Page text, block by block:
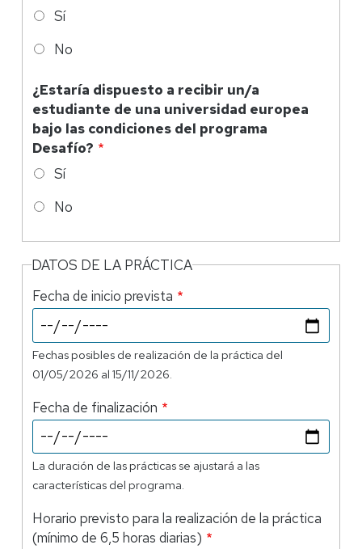
Sí
No
¿Estaría dispuesto a recibir un/a
estudiante de una universidad europea
bajo las condiciones del programa
Desafío?
Sí
No
DATOS DE LA PRÁCTICA
Fecha de inicio prevista
Fechas posibles de realización de la práctica del
01/05/2026 al 15/11/2026.
Fecha de finalización
La duración de las prácticas se ajustará a las
características del programa.
Horario previsto para la realización de la práctica
(mínimo de 6,5 horas diarias)